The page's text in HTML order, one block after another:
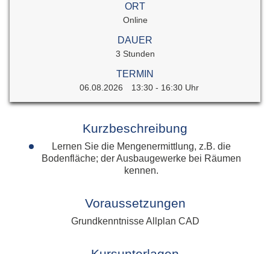
ORT
Online
DAUER
3 Stunden
TERMIN
06.08.2026 13:30 - 16:30 Uhr
Kurzbeschreibung
Lernen Sie die Mengenermittlung, z.B. die
Bodenfläche; der Ausbaugewerke bei Räumen
kennen.
Voraussetzungen
Grundkenntnisse Allplan CAD